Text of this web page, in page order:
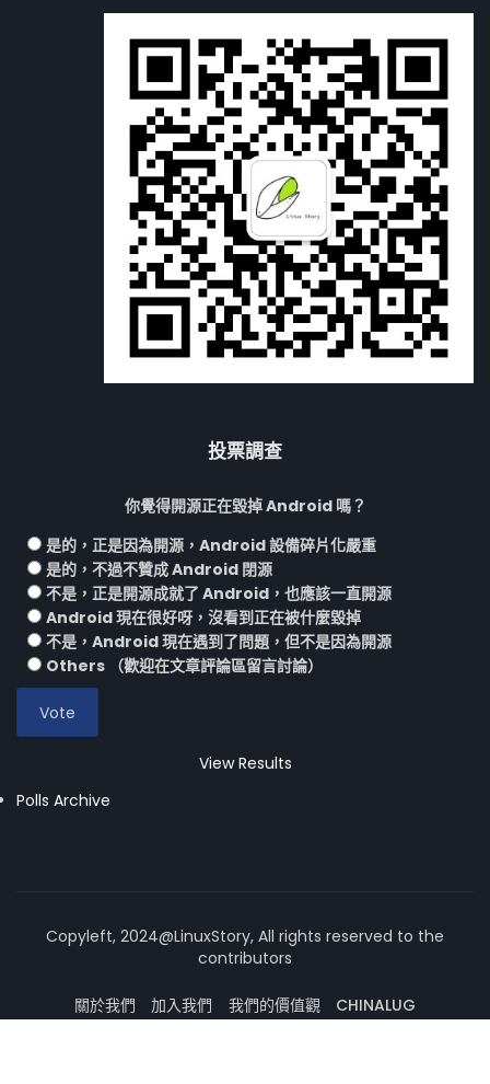
投票調查
你覺得開源正在毀掉 Android 嗎？
是的，正是因為開源，Android 設備碎片化嚴重
是的，不過不贊成 Android 閉源
不是，正是開源成就了 Android，也應該一直開源
Android 現在很好呀，沒看到正在被什麼毀掉
不是，Android 現在遇到了問題，但不是因為開源
Others （歡迎在文章評論區留言討論）
View Results
Polls Archive
Copyleft, 2024@LinuxStory, All rights reserved to the
contributors
關於我們 加入我們 我們的價值觀
CHINALUG